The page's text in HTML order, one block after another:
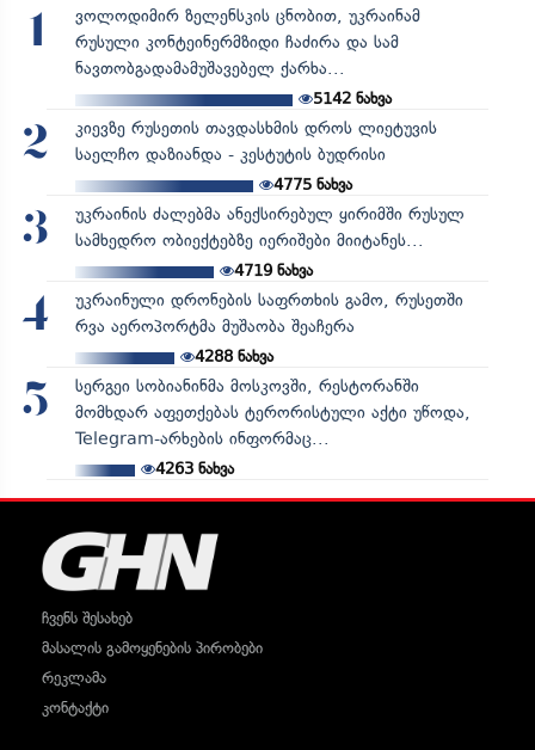
1
ვოლოდიმირ ზელენსკის ცნობით, უკრაინამ
რუსული კონტეინერმზიდი ჩაძირა და სამ
ნავთობგადამამუშავებელ ქარხა...
5142 ნახვა
2
კიევზე რუსეთის თავდასხმის დროს ლიეტუვის
საელჩო დაზიანდა - კესტუტის ბუდრისი
4775ნახვა
3
უკრაინის ძალებმა ანექსირებულ ყირიმში რუსულ
სამხედრო ობიექტებზე იერიშები მიიტანეს...
4719ნახვა
4
უკრაინული დრონების საფრთხის გამო, რუსეთში
რვა აეროპორტმა მუშაობა შეაჩერა
4288ნახვა
5
სერგეი სობიანინმა მოსკოვში, რესტორანში
მომხდარ აფეთქებას ტერორისტული აქტი უწოდა,
Telegram-არხების ინფორმაც...
4263ნახვა
ჩვენს შესახებ
მასალის გამოყენების პირობები
რეკლამა
კონტაქტი